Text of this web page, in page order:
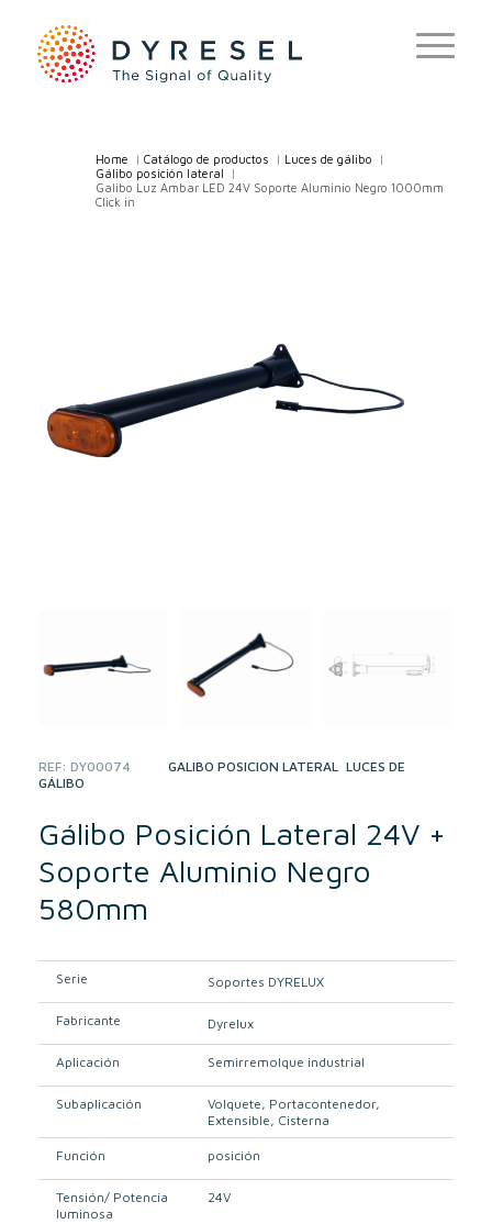
Home /Catálogo de productos Luces de gálibo
Gálibo posición lateral
Galibo Luz Ambar LED 24V Soporte Aluminio Negro 1000mm
Click in
REF:DY00074
CATEGORIES:GÁLIBO POSICIÓN LATERAL ,LUCES DE
GÁLIBO
Gálibo Posición Lateral 24V +
Soporte Aluminio Negro
580mm
Serie Soportes DYRELUX
Fabricante Dyrelux
Aplicación Semirremolque industrial
Subaplicación Volquete Portacontenedor
Extensible Cisterna
Función posición
Tensión/ Potencia
luminosa
24V